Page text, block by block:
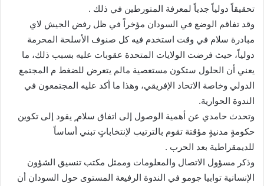
تحقيقاً دولياً جدياً لمعرفة المتورطين في ذلك .
وقد تفاقم الوضع في السودان مؤخراً في ظل رفض الجيش لاي
مبادرة سلام في وقت استخدم فيه كل صنوف الأسلحة المحرمة
دولياً، حيث فرضت الولايات المتحدة عقوبات عليه بسبب ذلك، ما
يعني أن الحلول ستكون مستعصية مالم يتعرض للضغط م المجتمع
الدولي وخاصة الاتحاد الإفريقي، وهذا ما أكد عليه المجتمعون في
الندوة الحوارية.
وتحدث حامدي عن أهمية الوصول إلى اتفاق سلام ٍ يقود إلى تكوين
حكومةٍ مدنيةٍ مؤقتة تقوم بالترتيب لإنتخاباتٍ تبني أساساً
للديمقراطية بعد الحرب .
وذكر مسؤول الاتصال والمعلومات وممثل مكتب تنسيق الشؤون
الإنسانية توابيا جومو في الندوة الرفيعة المستوى حول السودان أن